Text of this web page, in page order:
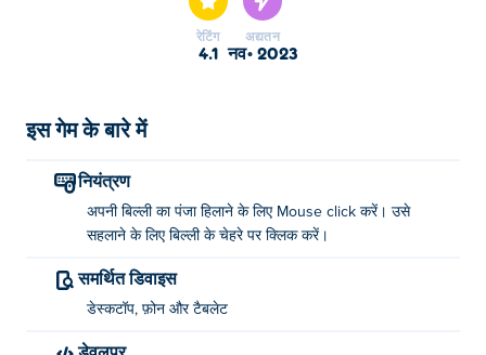
रेटिंग
4.1
अद्यतन
नव॰ 2023
इस गेम के बारे में
नियंत्रण
अपनी बिल्ली का पंजा हिलाने के लिए Mouse click करें। उसे
सहलाने के लिए बिल्ली के चेहरे पर क्लिक करें।
समर्थित डिवाइस
डेस्कटॉप, फ़ोन और टैबलेट